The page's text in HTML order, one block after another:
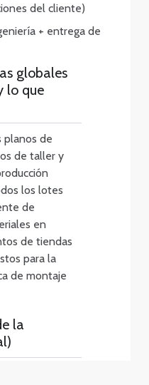
del cliente)
+ entrega de
globales
lo que
planos de
de taller y
los lotes
de
en
de tiendas
para la
de montaje
la